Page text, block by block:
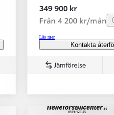
349 900 kr
Från 4 200 kr/mån
Läs mer
Kontakta
Jämförelse